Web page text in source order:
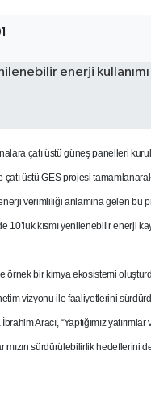
çatı üstü güneş panelleri
çatı üstü GES projesi
enerji verimliliği anlamına gelen bu
10’luk kısmı yenilenebilir enerji
örnek bir kimya ekosistemi
vizyonu ile faaliyetlerini
Aracı, “Yaptığımız
sürdürülebilirlik hedeflerini